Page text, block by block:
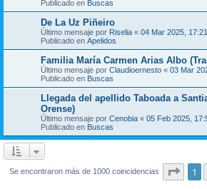
Publicado en Buscas
De La Uz Piñeiro
Último mensaje por Riselia « 04 Mar 2025, 17:21
Publicado en Apelidos
Familia María Carmen Arias Albo
Último mensaje por Claudioernesto « 03 Mar
Publicado en Buscas
Llegada del apellido Taboada a
Orense)
Último mensaje por Cenobia « 05 Feb 2025,
Publicado en Buscas
Se encontraron más de 1000 coincidencias 1